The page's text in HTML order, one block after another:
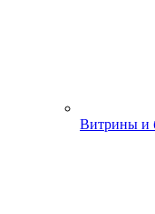
Витрины и